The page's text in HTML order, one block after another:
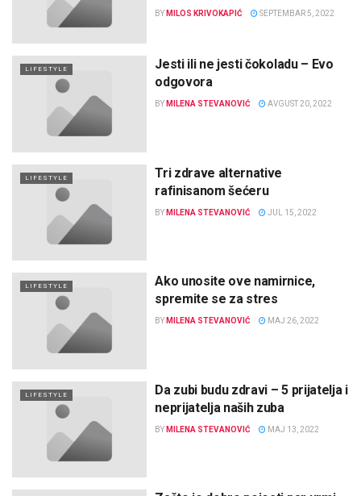
BY MILOS KRIVOKAPIĆ SEPTEMBAR 5, 2022
LIFESTYLE
Jesti ili ne jesti čokoladu – Evo
odgovora
BY MILENA STEVANOVIĆ AVGUST 20, 2022
LIFESTYLE
Tri zdrave alternative
rafinisanom šećeru
BY MILENA STEVANOVIĆ JUL 15, 2022
LIFESTYLE
Ako unosite ove namirnice,
spremite se za stres
BY MILENA STEVANOVIĆ MAJ 26, 2022
LIFESTYLE
Da zubi budu zdravi – 5 prijatelja i
neprijatelja naših zuba
BY MILENA STEVANOVIĆ MAJ 13, 2022